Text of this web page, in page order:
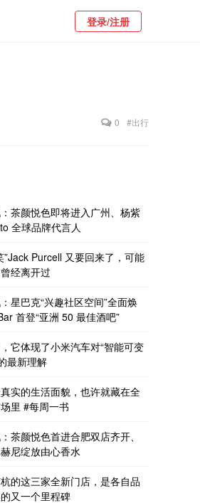
登录/注册
0 #出行
茶颜悦色即将进入广州、杨紫
全球品牌代言人
”Jack Purcell 又要回来了，可能
经离开过
星巴克“兴趣社区空间”全面焕
首登“亚洲 50 最佳酒吧”
它体现了小米汽车对“智能可变
最新理解
实的生活面貌，也许就藏在全
里 #每周一书
茶颜悦色首进合肥双店齐开、
尼绽放由心香水
的这三家全新门店，是各自品
又一个里程碑